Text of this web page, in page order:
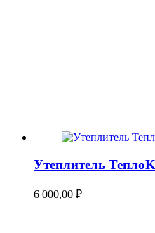
Утеплитель
6 000,00 ₽